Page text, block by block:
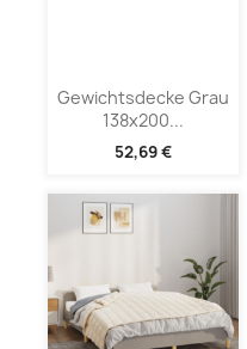
Gewichtsdecke Grau
138x200...
52,69 €